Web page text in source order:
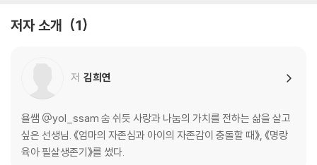
02 열정 : 에너지가 넘친다 … 70
03 자기 사랑 : 자신에게 최고의 가치를 부여한다 … 76
04 도전 : 자신 있게 도전하고 도약한다 … 81
05 긍정 : 타인과 세상을 긍정한다 … 86
06 행복 : 하루를 숙제가 아닌 축제로 즐긴다 … 92
저자 소개 1
저 김희연
욜쌤 @yol_ssam 숨 쉬듯 사랑과 나눔의 가치를 전하는 삶을 살고
싶은 선생님. 《엄마의 자존심과 아이의 자존감이 충돌할 때》, 《명랑
육아 필살생존기》를 썼다.